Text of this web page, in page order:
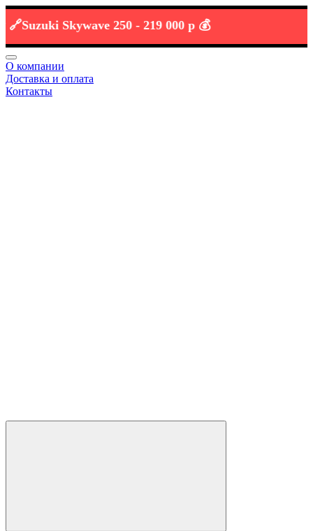
Skywave 250 -219 000 р 💰
О компании
Доставка и оплата
Контакты